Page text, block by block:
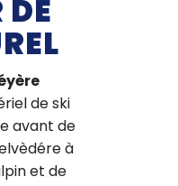
DE
de ski
avant de
à
et de